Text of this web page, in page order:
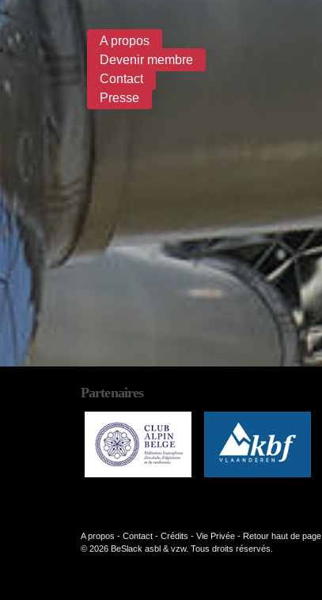
A propos
Devenir membre
Contact
Presse
Partenaires
A propos - Contact - Crédits - Vie Privée - Retour haut de page
© 2026 BeSlack asbl & vzw. Tous droits réservés.